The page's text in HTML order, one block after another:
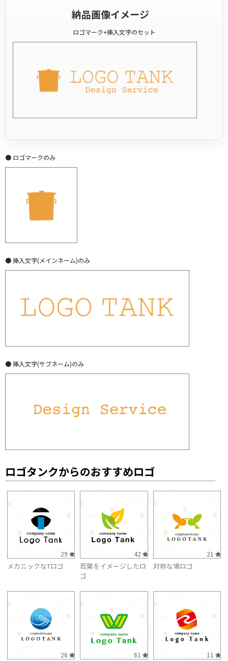
納品画像イメージ
ロゴマーク+挿入文字のセット
● ロゴマークのみ
● 挿入文字(メインネーム)のみ
● 挿入文字(サブネーム)のみ
ロゴタンクからのおすすめロゴ
29
メカニックなTロゴ
42
若葉をイメージしたロ
ゴ
21
対称な鳩ロゴ
26 61 11